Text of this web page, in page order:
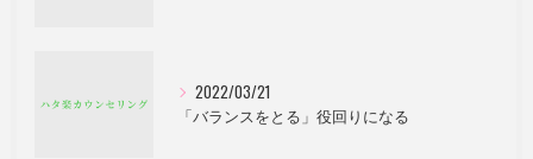
2022/03/21
「バランスをとる」役回りになる